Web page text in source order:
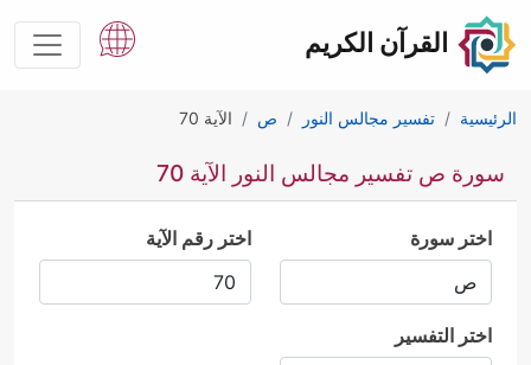
القرآن الكريم
الرئيسية تفسير مجالس النور ص الآية 70
سورة ص تفسير مجالس النور الآية 70
اختر سورة اختر رقم الآية
اختر التفسير